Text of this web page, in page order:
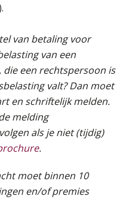
van betaling voor
van een
een rechtspersoon is
valt? Dan moet
en schriftelijk melden.
melding
als je niet (tijdig)
.
moet binnen 10
en/of premies